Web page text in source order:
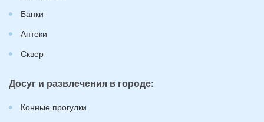
Банки
Аптеки
Сквер
Досуг и развлечения в городе:
Конные прогулки